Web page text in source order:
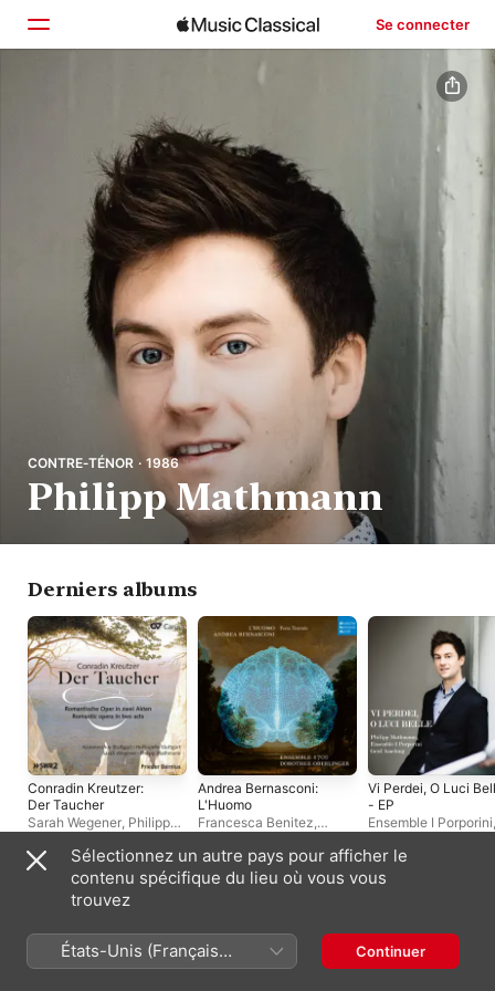
Se connecter
Parcourir
Rechercher
CONTRE‑TÉNOR · 1986
Philipp Mathmann
Derniers albums
Conradin Kreutzer:
Der Taucher
Sarah Wegener, Philipp
Stuttgart,Kammerchor
Stuttgart,Frieder Bernius
Andrea Bernasconi:
L'Huomo
Francesca Benitez,
Florian Götz,Philipp
Mathmann,Maria
Ladurner, Alice Lackner
Bode,Anna Herbst
Vi Perdei, O Luci
- EP
Ensemble I Porporini,
Martyna Pastuszka
Kerstin Linder-
Axel Wolf
Singles et EP
Sélectionnez un autre pays pour afficher le
contenu spécifique du lieu où vous vous
trouvez
États-Unis (Français
France)
Continuer